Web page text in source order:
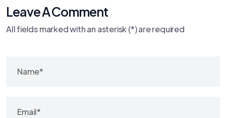
Leave A Comment
All fields marked with an asterisk (*) are required